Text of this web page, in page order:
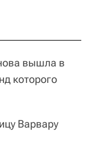
вышла в
которого
Варвару